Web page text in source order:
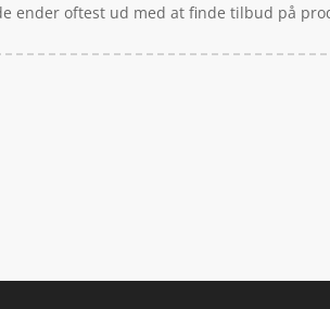
ender oftest ud med at finde tilbud på